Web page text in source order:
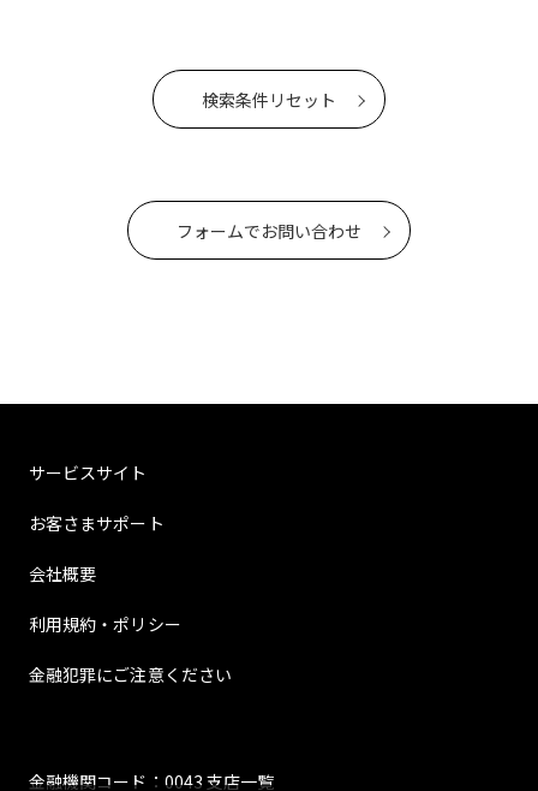
検索条件リセット
フォームでお問い合わせ
サービスサイト
お客さまサポート
会社概要
利用規約・ポリシー
金融犯罪にご注意ください
金融機関コード：0043 支店一覧